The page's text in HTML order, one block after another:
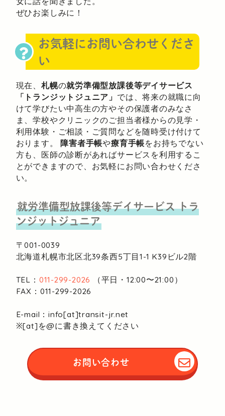
ぜひお楽しみに！
お気軽にお問い合わせくださ
い
現在、 札幌の就労準備型放課後等デイサービス
「トランジットジュニア」 では、将来の就職に向
けて学びたい中高生の方やその保護者のみなさ
ま、学校やクリニックのご担当者様からの見学・
利用体験・ご相談・ご質問などを随時受け付けて
おります。 障害者手帳や療育手帳をお持ちでない
方も、医師の診断があればサービスを利用するこ
とができますので、お気軽にお問い合わせくださ
い。
就労準備型放課後等デイサービストラ
ンジットジュニア
〒001-0039
北海道札幌市北区北39条西5丁目1-1 K39ビル2階
TEL： 011-299-2026
（平日・12:00〜21:00）
FAX：011-299-2026
E-mail：info[at]transit-jr.net
※[at]を@に書き換えてください
お問い合わせ